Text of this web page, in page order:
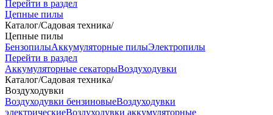
Перейти в раздел
Цепные пилы
Каталог/Садовая техника/
Цепные пилы
БензопилыАккумуляторные пилыЭлектропилы
Перейти в раздел
Аккумуляторные секаторыВоздуходувки
Каталог/Садовая техника/
Воздуходувки
Воздуходувки бензиновыеВоздуходувки
электрическиеВоздуходувки аккумуляторные